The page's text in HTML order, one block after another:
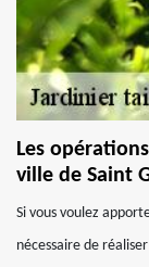
Les
ville de Saint
Si vous voulez
nécessaire de